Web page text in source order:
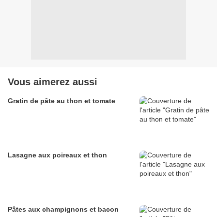
Vous aimerez aussi
Gratin de pâte au thon et tomate
Lasagne aux poireaux et thon
Pâtes aux champignons et bacon